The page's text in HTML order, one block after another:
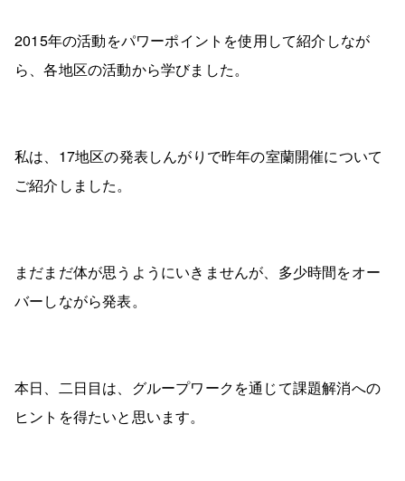
2015年の活動をパワーポイントを使用して紹介しなが
ら、各地区の活動から学びました。
私は、17地区の発表しんがりで昨年の室蘭開催について
ご紹介しました。
まだまだ体が思うようにいきませんが、多少時間をオー
バーしながら発表。
本日、二日目は、グループワークを通じて課題解消への
ヒントを得たいと思います。